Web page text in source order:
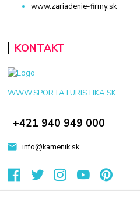
www.zariadenie-firmy.sk
KONTAKT
WWW.SPORTATURISTIKA.SK
+421 940 949 000
info@kamenik.sk